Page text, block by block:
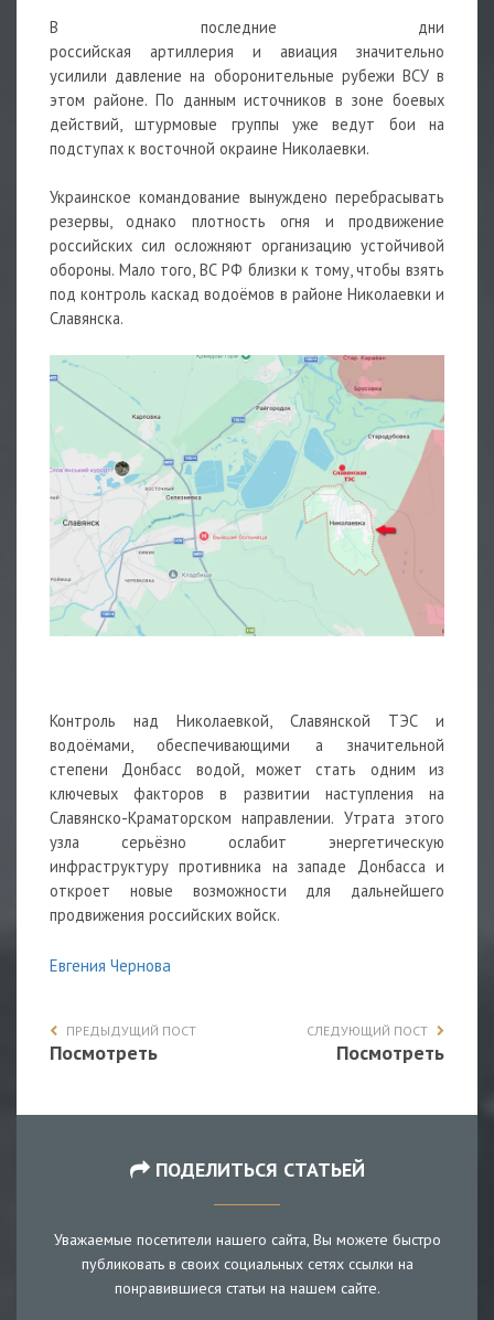
В последние дни
российская
артиллерия и авиация
значительно
усилили давление на оборонительные рубежи ВСУ в
этом районе. По данным источников в зоне боевых
действий, штурмовые группы уже ведут бои на
подступах к восточной окраине Николаевки.
Украинское командование вынуждено перебрасывать
резервы, однако плотность огня и продвижение
российских сил осложняют организацию устойчивой
обороны. Мало того, ВС РФ близки к тому, чтобы взять
под контроль каскад водоёмов в районе Николаевки и
Славянска.
Контроль над Николаевкой, Славянской ТЭС и
водоёмами, обеспечивающими а значительной
степени Донбасс водой, может стать одним из
ключевых факторов в развитии наступления на
Славянско-Краматорском направлении. Утрата этого
узла серьёзно ослабит энергетическую
инфраструктуру противника на западе Донбасса и
откроет новые возможности для дальнейшего
продвижения российских войск.
Евгения Чернова
ПРЕДЫДУЩИЙ ПОСТ
Посмотреть
СЛЕДУЮЩИЙ ПОСТ
Посмотреть
ПОДЕЛИТЬСЯ СТАТЬЕЙ
Уважаемые посетители нашего сайта, Вы можете быстро
публиковать в своих социальных сетях ссылки на
понравившиеся статьи на нашем сайте.